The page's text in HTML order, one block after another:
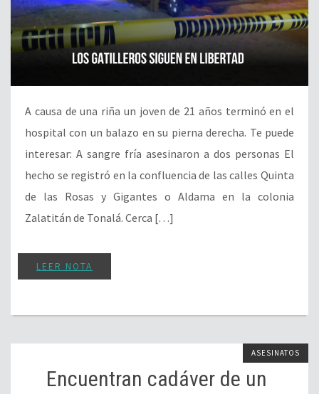
A causa de una riña un joven de 21 años terminó en el
hospital con un balazo en su pierna derecha. Te puede
interesar: A sangre fría asesinaron a dos personas El
hecho se registró en la confluencia de las calles Quinta
de las Rosas y Gigantes o Aldama en la colonia
Zalatitán de Tonalá. Cerca […]
LEER NOTA
ASESINATOS
Encuentran cadáver de un